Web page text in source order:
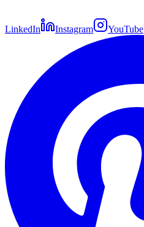
LinkedIn Instagram YouTube